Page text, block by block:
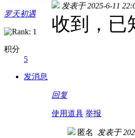
罗天初遇
积分
5
发消息
发表于 2025-6-11
收到，已
回复
使用道具 举报
匿名 发表于